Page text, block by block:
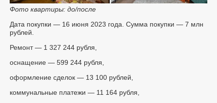
Фото квартиры: до/после
Дата покупки — 16 июня 2023 года. Сумма покупки — 7 млн
рублей.
Ремонт — 1 327 244 рубля,
оснащение — 599 244 рубля,
оформление сделок — 13 100 рублей,
коммунальные платежи — 11 164 рубля,